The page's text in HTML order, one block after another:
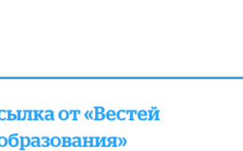
от «Вестей